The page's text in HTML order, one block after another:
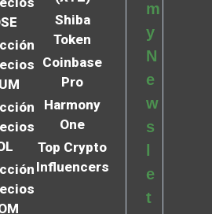
Shiba
Token
Coinbase
Pro
Harmony
One
Top Crypto
Influencers
m
y
N
e
w
s
e
t